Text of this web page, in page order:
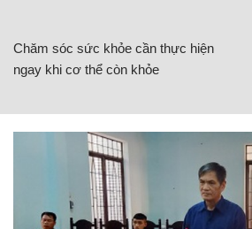
Chăm sóc sức khỏe cần thực hiện
ngay khi cơ thể còn khỏe